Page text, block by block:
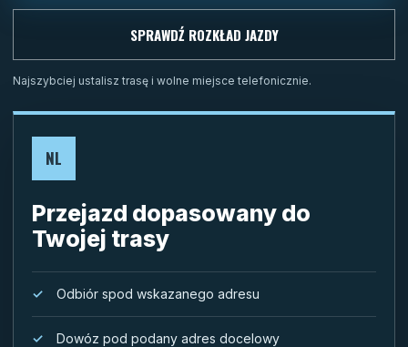
SPRAWDŹ ROZKŁAD JAZDY
Najszybciej ustalisz trasę i wolne miejsce telefonicznie.
NL
Przejazd dopasowany do
Twojej trasy
Odbiór spod wskazanego adresu
Dowóz pod podany adres docelowy